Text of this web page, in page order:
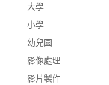
大學
小學
幼兒園
影像處理
影片製作